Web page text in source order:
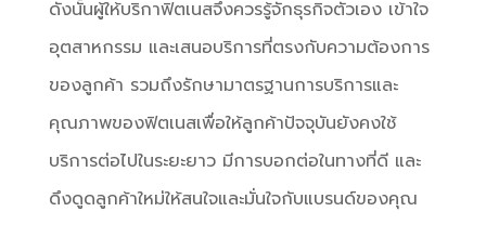
ดังนั้นผู้ให้บริกาฟิตเนสจึงควรรู้จักธุรกิจตัวเอง เข้าใจ
อุตสาหกรรม และเสนอบริการที่ตรงกับความต้องการ
ของลูกค้า รวมถึงรักษามาตรฐานการบริการและ
คุณภาพของฟิตเนสเพื่อให้ลูกค้าปัจจุบันยังคงใช้
บริการต่อไปในระยะยาว มีการบอกต่อในทางที่ดี และ
ดึงดูดลูกค้าใหม่ให้สนใจและมั่นใจกับแบรนด์ของคุณ